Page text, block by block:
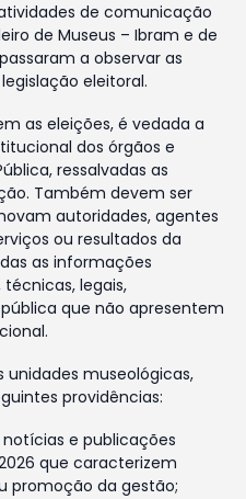
de comunicação
de Museus – Ibram e de
a observar as
eleitoral.
as eleições, é vedada a
dos órgãos e
ressalvadas as
Também devem ser
autoridades, agentes
ou resultados da
as informações
legais,
que não apresentem
unidades museológicas,
providências:
e publicações
que caracterizem
promoção da gestão;